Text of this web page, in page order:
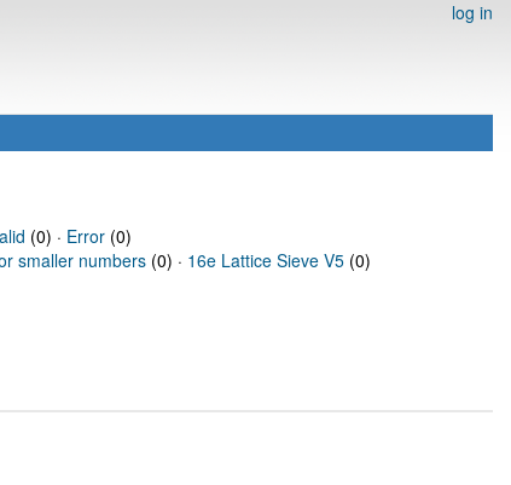
log in
(0) · Error(0)
smaller numbers (0) · 16e Lattice Sieve V5 (0)